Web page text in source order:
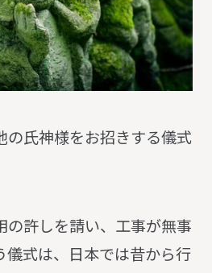
の氏神様をお招きする儀式
の許しを請い、工事が無事
儀式は、日本では昔から行